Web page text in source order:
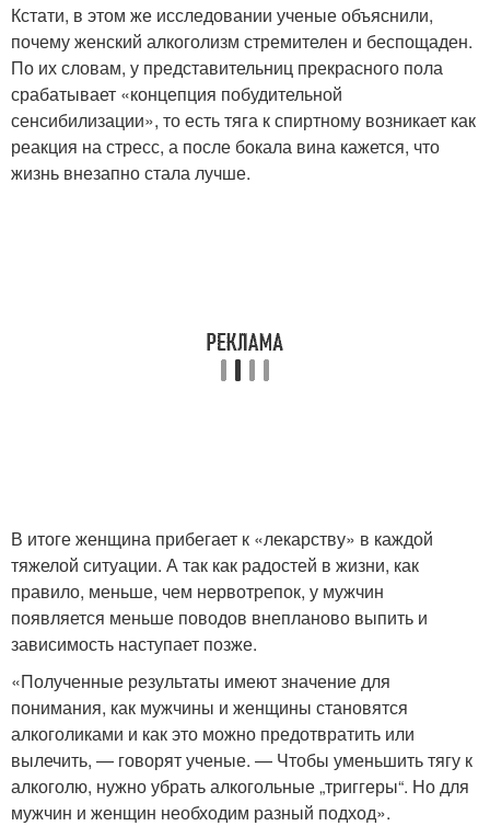
Кстати, в этом же исследовании ученые объяснили,
почему женский алкоголизм стремителен и беспощаден.
По их словам, у представительниц прекрасного пола
срабатывает «концепция побудительной
сенсибилизации», то есть тяга к спиртному возникает как
реакция на стресс, а после бокала вина кажется, что
жизнь внезапно стала лучше.
В итоге женщина прибегает к «лекарству» в каждой
тяжелой ситуации. А так как радостей в жизни, как
правило, меньше, чем нервотрепок, у мужчин
появляется меньше поводов внепланово выпить и
зависимость наступает позже.
«Полученные результаты имеют значение для
понимания, как мужчины и женщины становятся
алкоголиками и как это можно предотвратить или
вылечить, — говорят ученые. — Чтобы уменьшить тягу к
алкоголю, нужно убрать алкогольные „триггеры“. Но для
мужчин и женщин необходим разный подход».